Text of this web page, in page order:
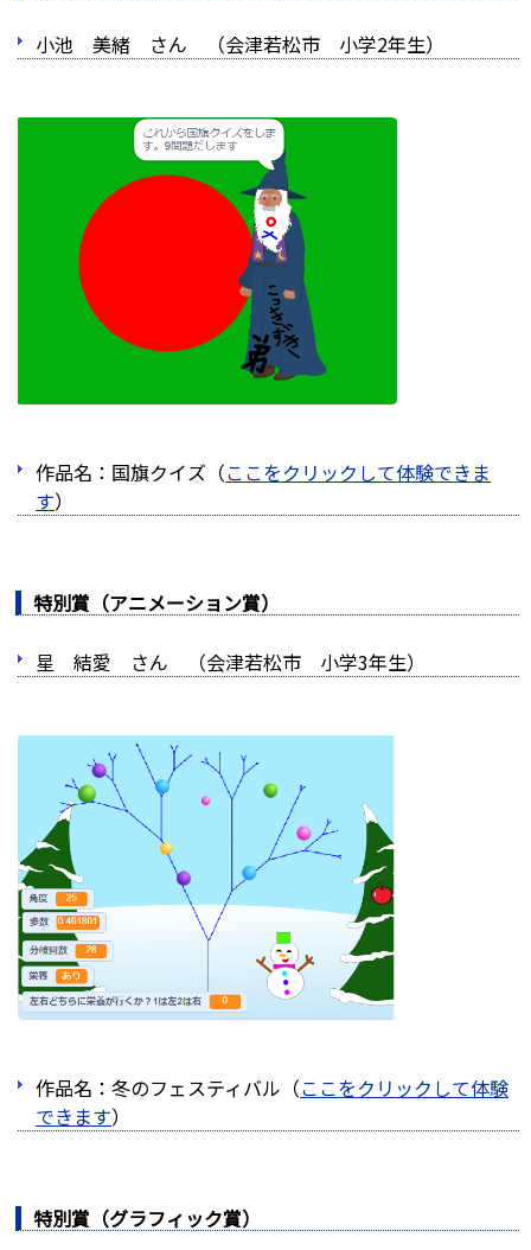
小池 美緒 さん （会津若松市 小学2年生）
作品名：国旗クイズ（ここをクリックして体験できま
す）
特別賞（アニメーション賞）
星 結愛 さん （会津若松市 小学3年生）
作品名：冬のフェスティバル（ここをクリックして体験
できます）
特別賞（グラフィック賞）